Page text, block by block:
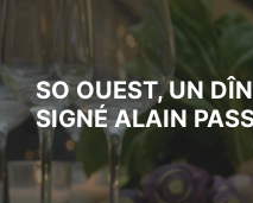
SO OUEST, UN
SIGNÉ ALAIN